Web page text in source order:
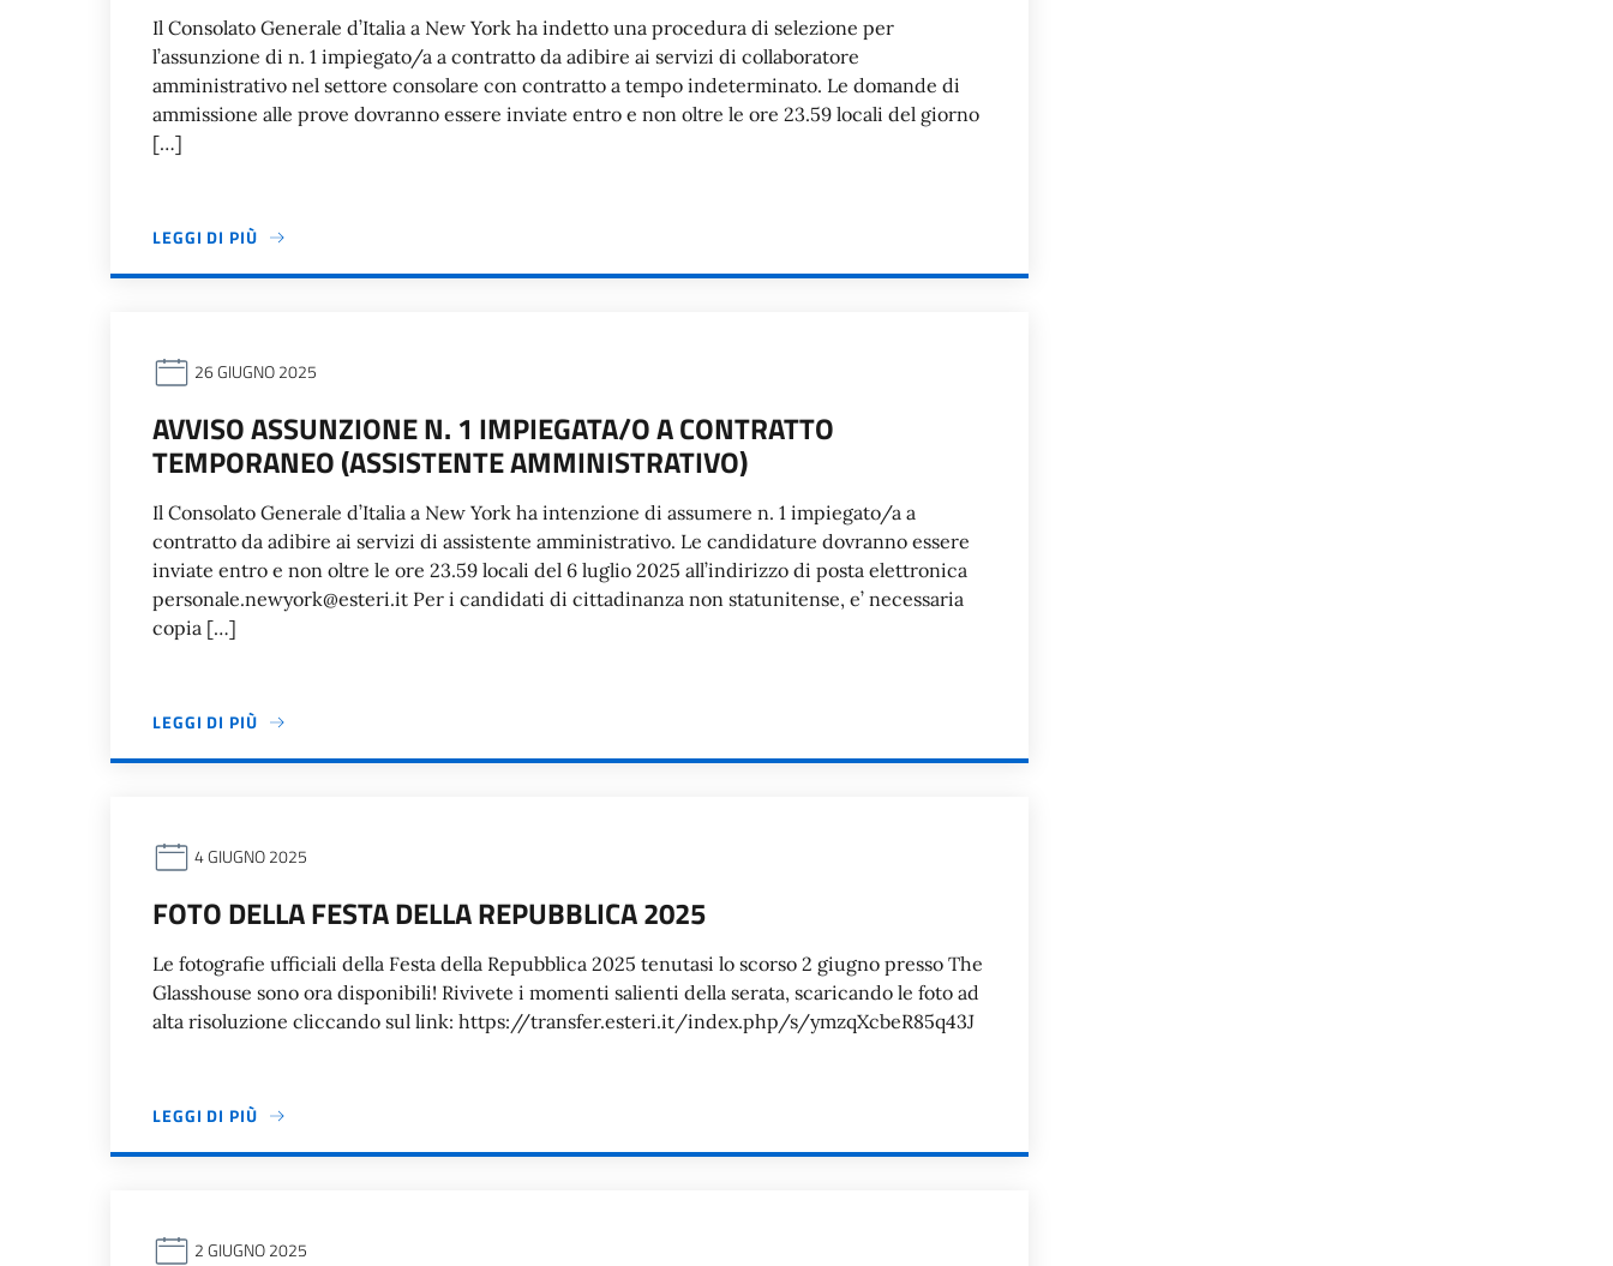
Il Consolato Generale d’Italia a New York ha indetto una procedura di selezione per
l’assunzione di n. 1 impiegato/a a contratto da adibire ai servizi di collaboratore
amministrativo nel settore consolare con contratto a tempo indeterminato. Le domande di
ammissione alle prove dovranno essere inviate entro e non oltre le ore 23.59 locali del giorno
[…]
LEGGI DI PIÙ
26 GIUGNO 2025
AVVISO ASSUNZIONE N. 1 IMPIEGATA/O A CONTRATTO
TEMPORANEO (ASSISTENTE AMMINISTRATIVO)
Il Consolato Generale d’Italia a New York ha intenzione di assumere n. 1 impiegato/a a
contratto da adibire ai servizi di assistente amministrativo. Le candidature dovranno essere
inviate entro e non oltre le ore 23.59 locali del 6 luglio 2025 all’indirizzo di posta elettronica
personale.newyork@esteri.it Per i candidati di cittadinanza non statunitense, e’ necessaria
copia […]
LEGGI DI PIÙ
4 GIUGNO 2025
FOTO DELLA FESTA DELLA REPUBBLICA 2025
Le fotografie ufficiali della Festa della Repubblica 2025 tenutasi lo scorso 2 giugno presso The
Glasshouse sono ora disponibili! Rivivete i momenti salienti della serata, scaricando le foto ad
alta risoluzione cliccando sul link: https://transfer.esteri.it/index.php/s/ymzqXcbeR85q43J
LEGGI DI PIÙ
2 GIUGNO 2025